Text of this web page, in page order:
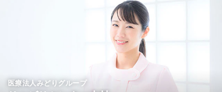
（休憩60分）
詳細を見る
医療法人みどりグループ